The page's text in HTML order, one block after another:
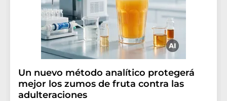
Un nuevo método analítico protegerá
mejor los zumos de fruta contra las
adulteraciones